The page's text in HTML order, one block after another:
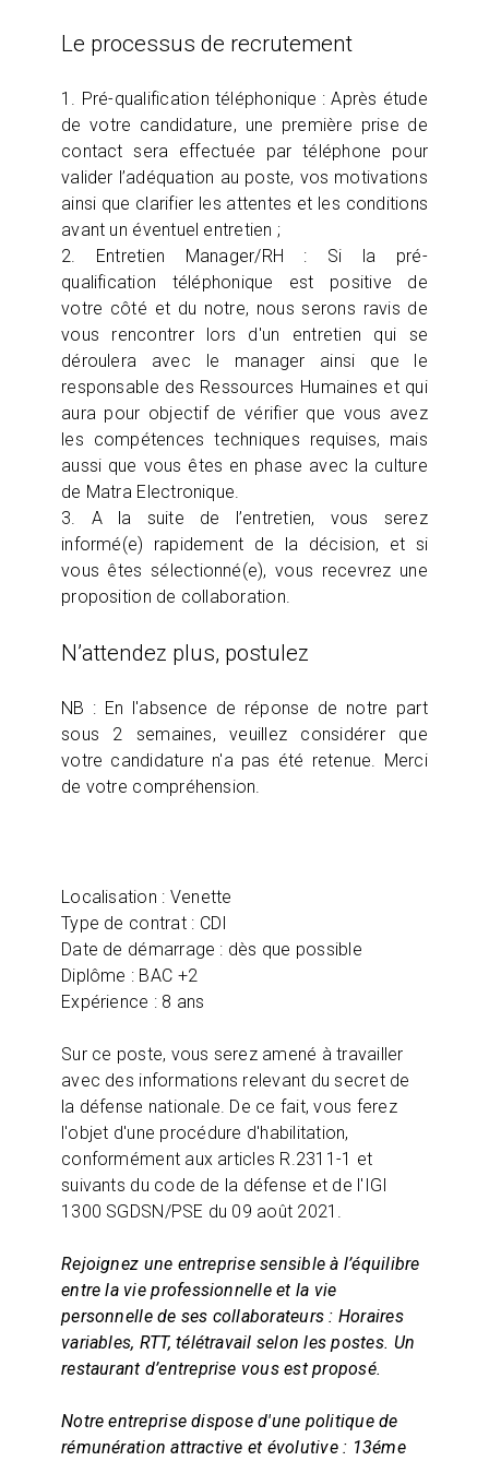
Le processus de recrutement
1. Pré-qualification téléphonique : Après étude
de votre candidature, une première prise de
contact sera effectuée par téléphone pour
valider l’adéquation au poste, vos motivations
ainsi que clarifier les attentes et les conditions
avant un éventuel entretien ;
2. Entretien Manager/RH : Si la pré-
qualification téléphonique est positive de
votre côté et du notre, nous serons ravis de
vous rencontrer lors d'un entretien qui se
déroulera avec le manager ainsi que le
responsable des Ressources Humaines et qui
aura pour objectif de vérifier que vous avez
les compétences techniques requises, mais
aussi que vous êtes en phase avec la culture
de Matra Electronique.
3. A la suite de l’entretien, vous serez
informé(e) rapidement de la décision, et si
vous êtes sélectionné(e), vous recevrez une
proposition de collaboration.
N’attendez plus, postulez
NB : En l'absence de réponse de notre part
sous 2 semaines, veuillez considérer que
votre candidature n'a pas été retenue. Merci
de votre compréhension.
Localisation : Venette
Type de contrat : CDI
Date de démarrage : dès que possible
Diplôme : BAC +2
Expérience : 8 ans
Sur ce poste, vous serez amené à travailler
avec des informations relevant du secret de
la défense nationale. De ce fait, vous ferez
l'objet d'une procédure d'habilitation,
conformément aux articles R.2311-1 et
suivants du code de la défense et de l'IGI
1300 SGDSN/PSE du 09 août 2021.
Rejoignez une entreprise sensible à l’équilibre
entre la vie professionnelle et la vie
personnelle de ses collaborateurs : Horaires
variables, RTT, télétravail selon les postes. Un
restaurant d’entreprise vous est proposé.
Notre entreprise dispose d'une politique de
rémunération attractive et évolutive : 13éme